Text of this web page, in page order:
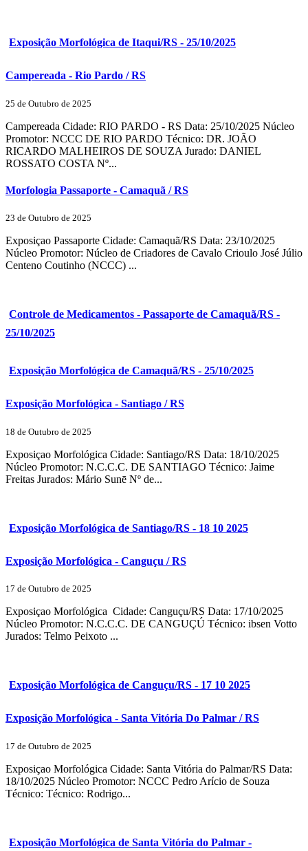
Exposição Morfológica de Itaqui/RS - 25/10/2025
Campereada - Rio Pardo / RS
25 de Outubro de 2025
Campereada Cidade: RIO PARDO - RS Data: 25/10/2025 Núcleo
Promotor: NCCC DE RIO PARDO Técnico: DR. JOÃO
RICARDO MALHEIROS DE SOUZA Jurado: DANIEL
ROSSATO COSTA Nº...
Morfologia Passaporte - Camaquã / RS
23 de Outubro de 2025
Exposiçao Passaporte Cidade: Camaquã/RS Data: 23/10/2025
Núcleo Promotor: Núcleo de Criadores de Cavalo Crioulo José Júlio
Centeno Coutinho (NCCC) ...
Controle de Medicamentos - Passaporte de Camaquã/RS -
25/10/2025
Exposição Morfológica de Camaquã/RS - 25/10/2025
Exposição Morfológica - Santiago / RS
18 de Outubro de 2025
Exposiçao Morfológica Cidade: Santiago/RS Data: 18/10/2025
Núcleo Promotor: N.C.C.C. DE SANTIAGO Técnico: Jaime
Freitas Jurados: Mário Sunē Nº de...
Exposição Morfológica de Santiago/RS - 18 10 2025
Exposição Morfológica - Canguçu / RS
17 de Outubro de 2025
Exposiçao Morfológica Cidade: Canguçu/RS Data: 17/10/2025
Núcleo Promotor: N.C.C.C. DE CANGUÇÚ Técnico: ibsen Votto
Jurados: Telmo Peixoto ...
Exposição Morfológica de Canguçu/RS - 17 10 2025
Exposição Morfológica - Santa Vitória Do Palmar / RS
17 de Outubro de 2025
Exposiçao Morfológica Cidade: Santa Vitória do Palmar/RS Data:
18/10/2025 Núcleo Promotor: NCCC Pedro Arício de Souza
Técnico: Técnico: Rodrigo...
Exposição Morfológica de Santa Vitória do Palmar -